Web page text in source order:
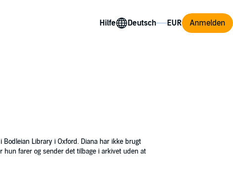
Hilfe Anmelden
Library i Oxford. Diana har ikke brugt
farer og sender det tilbage i arkivet uden at